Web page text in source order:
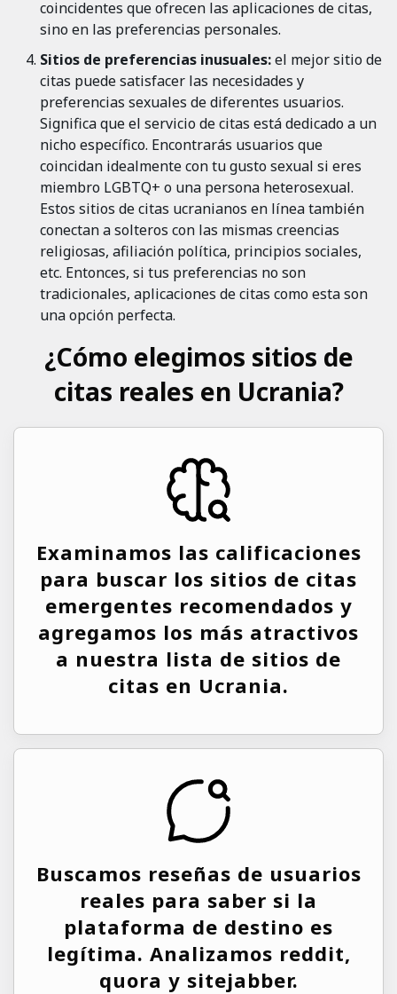
coincidentes que ofrecen las aplicaciones de citas,
sino en las preferencias personales.
Sitios de preferencias inusuales:el mejor sitio de
citas puede satisfacer las necesidades y
preferencias sexuales de diferentes usuarios.
Significa que el servicio de citas está dedicado a un
nicho específico. Encontrarás usuarios que
coincidan idealmente con tu gusto sexual si eres
miembro LGBTQ+ o una persona heterosexual.
Estos sitios de citas ucranianos en línea también
conectan a solteros con las mismas creencias
religiosas, afiliación política, principios sociales,
etc. Entonces, si tus preferencias no son
tradicionales, aplicaciones de citas como esta son
una opción perfecta.
¿Cómo elegimos sitios de
citas reales en Ucrania?
Examinamos las calificaciones
para buscar los sitios de citas
emergentes recomendados y
agregamos los más atractivos
a nuestra lista de sitios de
citas en Ucrania.
Buscamos reseñas de usuarios
reales para saber si la
plataforma de destino es
legítima. Analizamos reddit,
quora y sitejabber.